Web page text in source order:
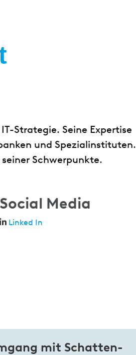
Strategie. Seine Expertise
und Spezialinstituten.
Schwerpunkte.
Social Media
Linked In
mit Schatten-